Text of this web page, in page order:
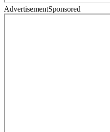
AdvertisementSponsored